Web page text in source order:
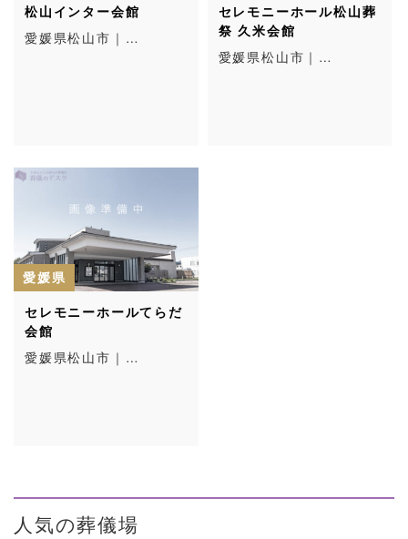
松山インター会館
愛媛県松山市｜…
セレモニーホール松山葬
祭 久米会館
愛媛県松山市｜…
愛媛県
セレモニーホールてらだ
会館
愛媛県松山市｜…
人気の葬儀場